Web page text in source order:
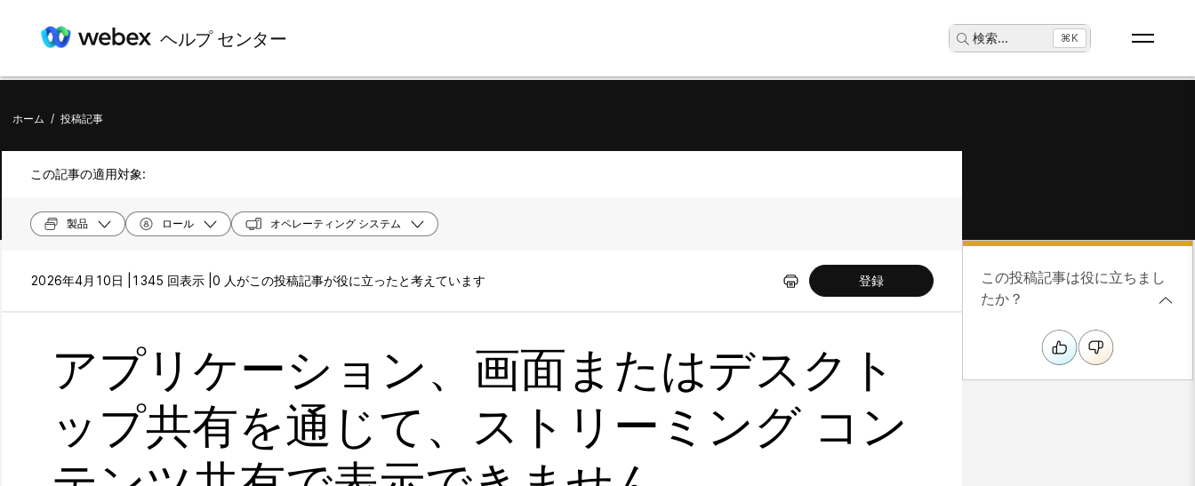
ヘルプ センター 検索... ⌘K
ホーム / 投稿記事
この記事の適用対象:
製品 ロール オペレーティング システム
2026年4月10日 | 1345 回表示 | 0 人がこの投稿記事が役に立ったと考えています 登録
アプリケーション、画面またはデスクト
ップ共有を通じて、ストリーミング コン
この投稿記事は役に立ちまし
たか？